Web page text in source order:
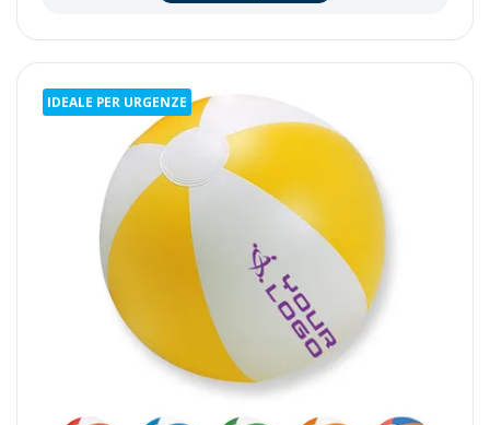
IDEALE PER URGENZE